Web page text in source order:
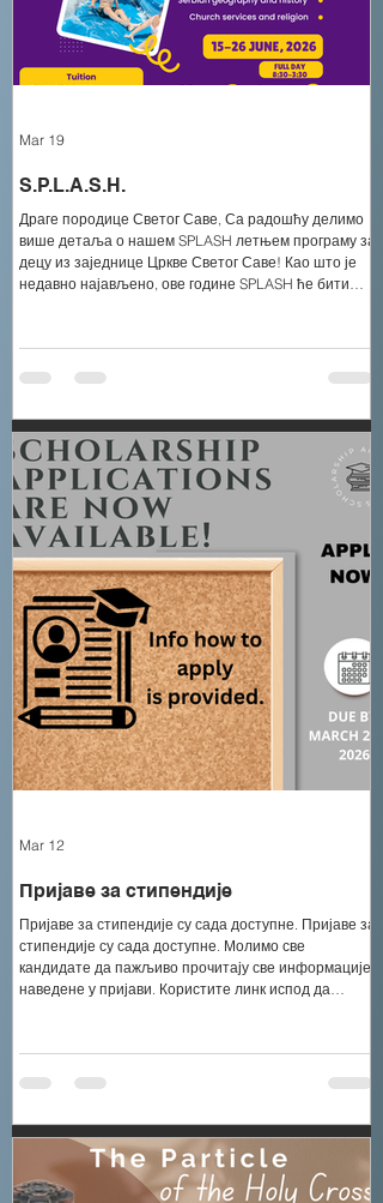
S.P.L.A.S.H.
Драге породице Светог Саве, Са радошћу делимо
више детаља о нашем SPLASH летњем програму за
децу из заједнице Цркве Светог Саве! Као што је
недавно најављено, ове године SPLASH ће бити
искуство. Детаљи програма: Датуми : 15–26. јун
2026. године Време : 8:30–15:30 (целодневни
похађати од 1. се
Mar 19
Пријаве за стипендије
Пријаве за стипендије су сада доступне. Пријаве за
стипендије су сада доступне. Молимо све
кандидате да пажљиво прочитају све информације
наведене у пријави. Користите линк испод да
услова.
https://docs.google.com/document/d/1yGkFEYH0K70ig
академском успјеху наших ученика и студената,
сваке г
Mar 12